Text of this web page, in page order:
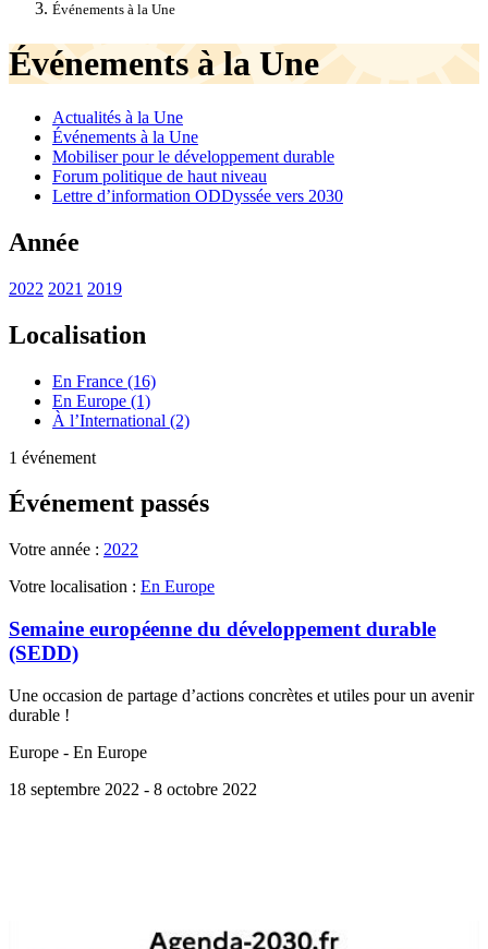
Événements à la Une
Événements à la Une
Actualités à la Une
Événements à la Une
Mobiliser pour le développement durable
Forum politique de haut niveau
Lettre d’information ODDyssée vers 2030
Année
2022 2021 2019
Localisation
En France (16)
En Europe (1)
À l’International (2)
1 événement
Événement passés
Votre année : 2022
Votre localisation : En Europe
Semaine européenne du développement durable
(SEDD)
Une occasion de partage d’actions concrètes et utiles pour un avenir
durable !
Europe - En Europe
18 septembre 2022 - 8 octobre 2022